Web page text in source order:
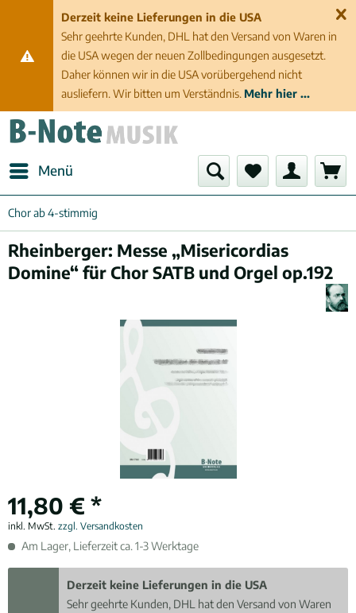
Derzeit keine Lieferungen in die USA
Sehr geehrte Kunden, DHL hat den Versand von Waren in
die USA wegen der neuen Zollbedingungen ausgesetzt.
Daher können wir in die USA vorübergehend nicht
ausliefern. Wir bitten um Verständnis. Mehr hier ...
Menü
Chor ab 4-stimmig
Rheinberger: Messe „Misericordias
Domine“ für Chor SATB und Orgel op.192
11,80 € *
inkl. MwSt. zzgl. Versandkosten
Am Lager, Lieferzeit ca. 1-3 Werktage
Derzeit keine Lieferungen in die USA
Sehr geehrte Kunden, DHL hat den Versand von Waren